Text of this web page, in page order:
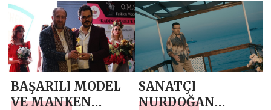
Esiyor!
YAŞA”
BAŞARILI MODEL
VE MANKEN
SANATÇI
NURDOĞAN